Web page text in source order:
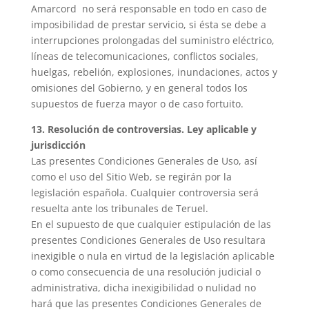
Amarcord no será responsable en todo en caso de
imposibilidad de prestar servicio, si ésta se debe a
interrupciones prolongadas del suministro eléctrico,
líneas de telecomunicaciones, conflictos sociales,
huelgas, rebelión, explosiones, inundaciones, actos y
omisiones del Gobierno, y en general todos los
supuestos de fuerza mayor o de caso fortuito.
13. Resolución de controversias. Ley aplicable y
jurisdicción
Las presentes Condiciones Generales de Uso, así
como el uso del Sitio Web, se regirán por la
legislación española. Cualquier controversia será
resuelta ante los tribunales de Teruel.
En el supuesto de que cualquier estipulación de las
presentes Condiciones Generales de Uso resultara
inexigible o nula en virtud de la legislación aplicable
o como consecuencia de una resolución judicial o
administrativa, dicha inexigibilidad o nulidad no
hará que las presentes Condiciones Generales de